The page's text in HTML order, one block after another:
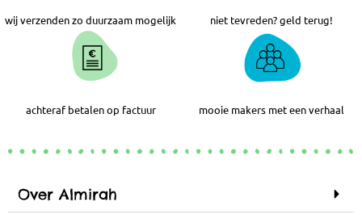
wij verzenden zo duurzaam mogelijk niet tevreden? geld terug!
achteraf betalen op factuur mooie makers met een verhaal
Over Almirah